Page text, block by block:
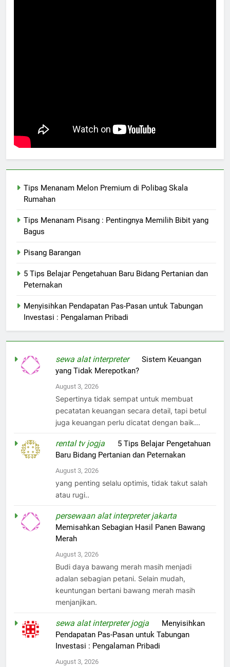
Tips Menanam Melon Premium di Polibag Skala
Rumahan
Tips Menanam Pisang : Pentingnya Memilih Bibit yang
Bagus
Pisang Barangan
5 Tips Belajar Pengetahuan Baru Bidang Pertanian dan
Peternakan
Menyisihkan Pendapatan Pas-Pasan untuk Tabungan
Investasi : Pengalaman Pribadi
sewa alat interpreteronSistem Keuangan
yang Tidak Merepotkan?
August 3, 2026
Sepertinya tidak sempat untuk membuat
pecatatan keuangan secara detail, tapi betul
juga keuangan perlu dicatat dengan baik...
rental tv jogja
5 Tips Belajar Pengetahuan
Baru Bidang Pertanian dan Peternakan
August 3, 2026
yang penting selalu optimis, tidak takut salah
atau rugi..
persewaan alat interpreter jakarta
Memisahkan Sebagian Hasil Panen Bawang
Merah
August 3, 2026
Budi daya bawang merah masih menjadi
adalan sebagian petani. Selain mudah,
keuntungan bertani bawang merah masih
menjanjikan.
sewa alat interpreter jogja
Menyisihkan
Pendapatan Pas-Pasan untuk Tabungan
Investasi : Pengalaman Pribadi
August 3, 2026